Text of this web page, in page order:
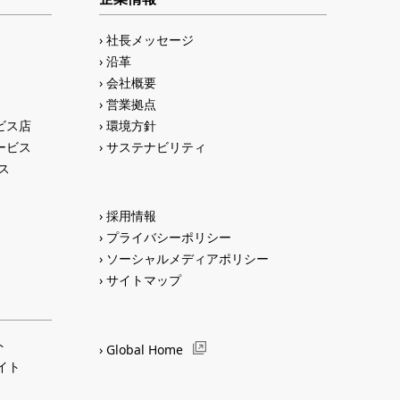
ス店
ビス
ト
社長メッセージ
沿革
会社概要
営業拠点
環境方針
サステナビリティ
採用情報
プライバシーポリシー
ソーシャルメディアポリシー
サイトマップ
Global Home